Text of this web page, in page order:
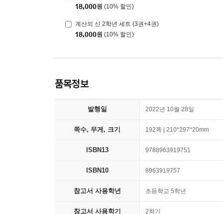
18,000원 (10% 할인)
계산의 신 2학년 세트 (3권+4권)
18,000원 (10% 할인)
품목정보
발행일 2022년 10월 28일
쪽수, 무게, 크기 192쪽 | 210*297*20mm
ISBN13 9788963919751
ISBN10 8963919757
참고서 사용학년 초등학교 5학년
참고서 사용학기 2학기